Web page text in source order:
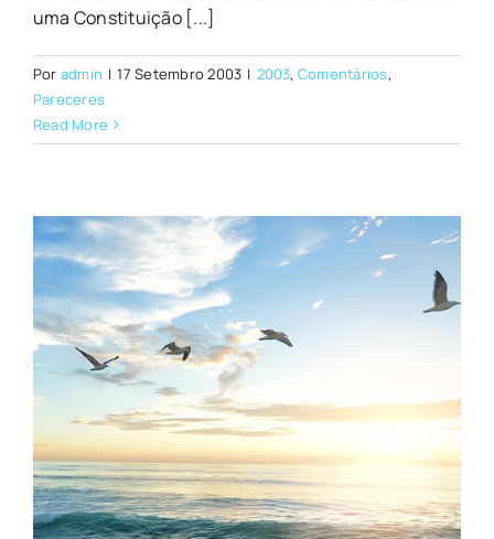
uma Constituição [...]
Por admin | 17 Setembro 2003 | 2003, Comentários,
Pareceres
Read More